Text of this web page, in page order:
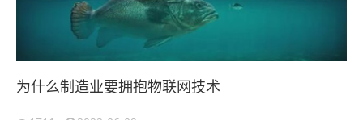
为什么制造业要拥抱物联网技术